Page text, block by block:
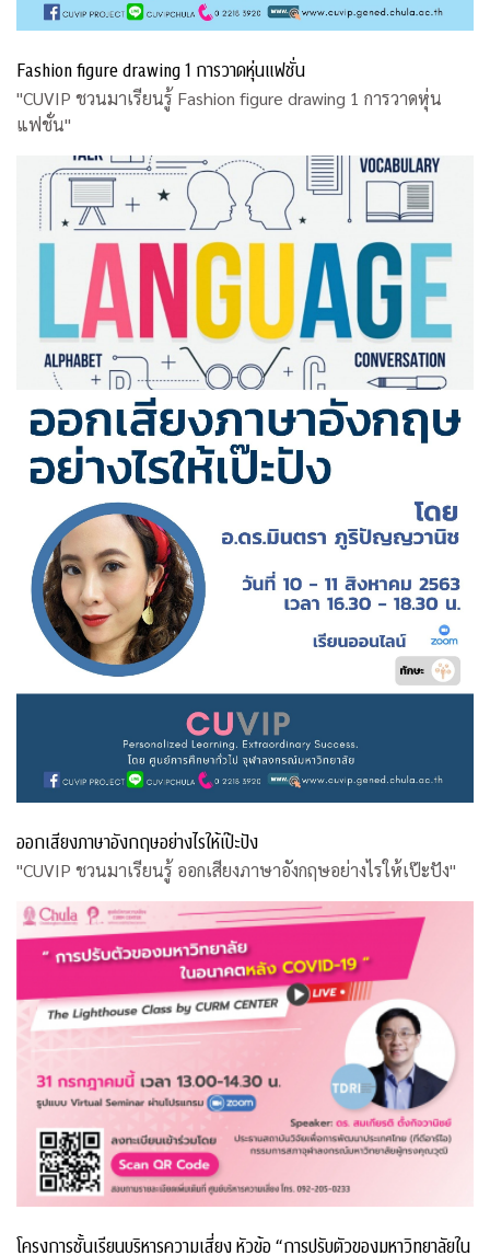
Fashion figure drawing 1 การวาดหุ่นแฟชั่น
"CUVIP ชวนมาเรียนรู้ Fashion figure drawing 1 การวาดหุ่น
แฟชั่น"
ออกเสียงภาษาอังกฤษอย่างไรให้เป๊ะปัง
"CUVIP ชวนมาเรียนรู้ ออกเสียงภาษาอังกฤษอย่างไรให้เป๊ะปัง"
โครงการชั้นเรียนบริหารความเสี่ยง หัวข้อ “การปรับตัวของมหาวิทยาลัยใน